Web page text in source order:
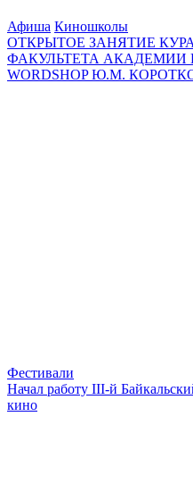
Афиша Киношколы
ОТКРЫТОЕ ЗАНЯТИЕ
ФАКУЛЬТЕТА
WORDSHOP Ю.М.
Фестивали
Начал работу III-й
кино